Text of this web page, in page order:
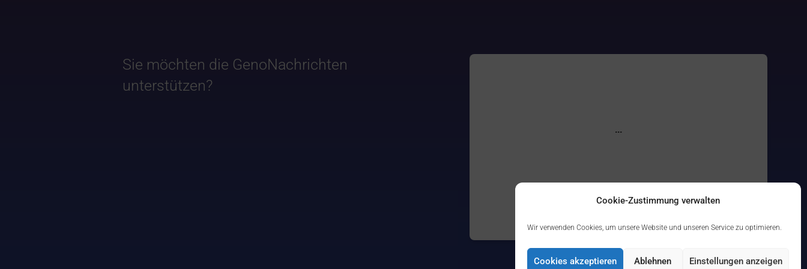
Cookie-Zustimmung verwalten
Wir verwenden Cookies, um unsere Website und unseren Service zu optimieren.
Cookies akzeptieren Ablehnen Einstellungen anzeigen
Sie möchten die GenoNachrichten
unterstützen?